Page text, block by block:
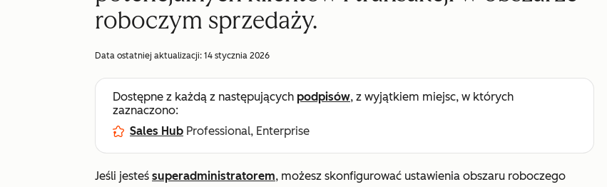
roboczym sprzedaży.
Data ostatniej aktualizacji: 14 stycznia 2026
Dostępne z każdą z następujących podpisów, z wyjątkiem miejsc, w których
zaznaczono:
Sales Hub Professional, Enterprise
Jeśli jesteś superadministratorem, możesz skonfigurować ustawienia obszaru roboczego